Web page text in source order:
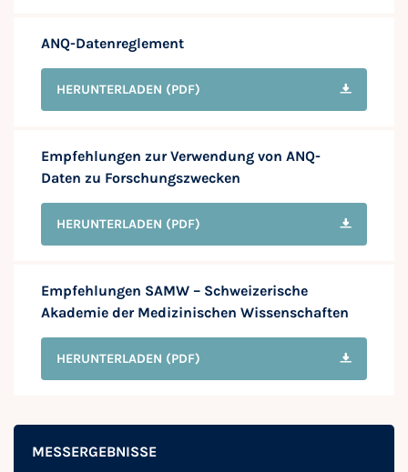
MESSERGEBNISSE
ANQ-Datenreglement
HERUNTERLADEN (PDF)
Empfehlungen zur Verwendung von ANQ-
Daten zu Forschungszwecken
HERUNTERLADEN (PDF)
Empfehlungen SAMW – Schweizerische
Akademie der Medizinischen Wissenschaften
HERUNTERLADEN (PDF)